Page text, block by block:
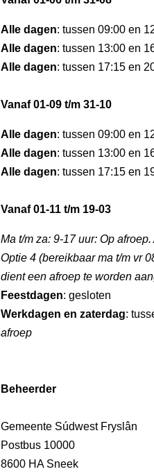
Alle dagen: tussen 09:00 en
Alle dagen: tussen 13:00 en
Alle dagen: tussen 17:15 en
Vanaf 01-09 t/m 31-10
Alle dagen: tussen 09:00 en
Alle dagen: tussen 13:00 en
Alle dagen: tussen 17:15 en
Vanaf 01-11 t/m 19-03
Ma t/m za: 9-17 uur: Op
Optie 4 (bereikbaar ma t/m vr
dient een afroep te worden
Feestdagen: gesloten
Werkdagen en zaterdag:
afroep
Beheerder
Gemeente Súdwest Fryslân
Postbus 10000
8600 HA Sneek